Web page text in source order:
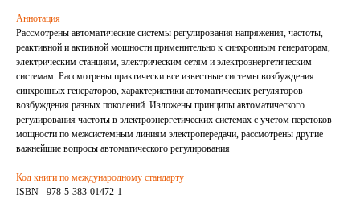
Аннотация
Рассмотрены автоматические системы регулирования напряжения, частоты,
реактивной и активной мощности применительно к синхронным генераторам,
электрическим станциям, электрическим сетям и электроэнергетическим
системам. Рассмотрены практически все известные системы возбуждения
синхронных генераторов, характеристики автоматических регуляторов
возбуждения разных поколений. Изложены принципы автоматического
регулирования частоты в электроэнергетических системах с учетом перетоков
мощности по межсистемным линиям электропередачи, рассмотрены другие
важнейшие вопросы автоматического регулирования
Код книги по международному стандарту
ISBN - 978-5-383-01472-1